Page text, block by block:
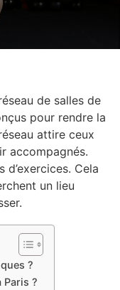
de salles de
pour rendre la
attire ceux
accompagnés.
Cela
un lieu
?
?